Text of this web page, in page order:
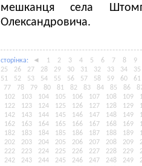
мешканця села
Олександровича.
сторiнка: ◄ 1 2 3 4 5 6 7 8
9
25
26 27 28 29 30 31 32 33 34
35
51
52 53 54 55 56 57 58 59 60
61
77
78 79 80 81 82 83 84 85 86
102
103 104 105 106 107 108 109
122
123 124 125 126 127 128 129
142
143 144 145 146 147 148 149
162
163 164 165 166 167 168 169
182
183 184 185 186 187 188 189
202
203 204 205 206 207 208 209
222
223 224 225 226 227 228 229
242
243 244 245 246 247 248 249